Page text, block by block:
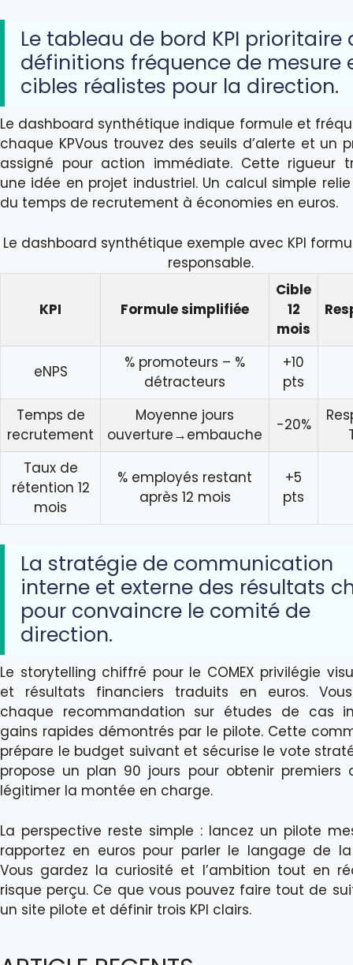
Le tableau de bord KPI prioritaire
définitions fréquence de mesure
cibles réalistes pour la direction.
Le dashboard synthétique indique formule et
chaque KPVous trouvez des seuils d’alerte et un
assigné pour action immédiate. Cette rigueur
une idée en projet industriel. Un calcul simple
du temps de recrutement à économies en euros.
Le dashboard synthétique exemple avec KPI
responsable.
KPI Formule simplifiée
Cible
12
mois
eNPS
% promoteurs – %
détracteurs
+10
pts
Temps de
recrutement
Moyenne jours
ouverture→embauche
-20%
Taux de
rétention 12
mois
% employés restant
après 12 mois
+5
pts
La stratégie de communication
interne et externe des résultats
pour convaincre le comité de
direction.
Le storytelling chiffré pour le COMEX privilégie
et résultats financiers traduits en euros.
chaque recommandation sur études de cas
gains rapides démontrés par le pilote. Cette
prépare le budget suivant et sécurise le vote
propose un plan 90 jours pour obtenir premiers
légitimer la montée en charge.
La perspective reste simple : lancez un pilote
rapportez en euros pour parler le langage de
Vous gardez la curiosité et l’ambition tout en
risque perçu. Ce que vous pouvez faire tout de
un site pilote et définir trois KPI clairs.